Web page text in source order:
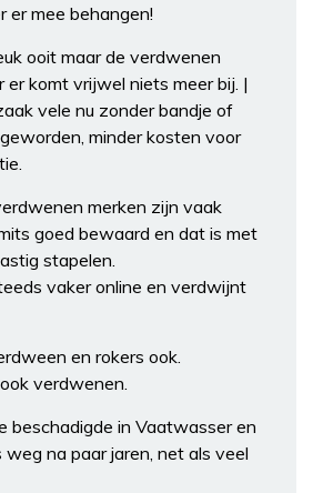
er mee behangen!
ooit maar de verdwenen
er komt vrijwel niets meer bij. |
vele nu zonder bandje of
minder kosten voor
merken zijn vaak
goed bewaard en dat is met
stapelen.
vaker online en verdwijnt
en rokers ook.
verdwenen.
beschadigde in Vaatwasser en
weg na paar jaren, net als veel